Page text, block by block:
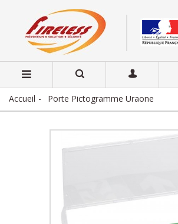
Accueil Porte Pictogramme Uraone